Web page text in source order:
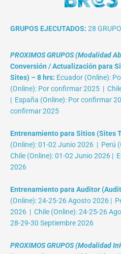
GRUPOS EJECUTADOS: 28
PROXIMOS GRUPOS (Modalidad
Conversión / Actualización para
Sites) – 8 hrs: Ecuador (Online):
(Online): Por confirmar 2025 |
| España (Online): Por confirmar
confirmar 2025
Entrenamiento para Sitios (Sites
(Online): 01-02 Junio 2026 | Perú
Chile (Online): 01-02 Junio 2026 |
2026
Entrenamiento para Auditor
(Online): 24-25-26 Agosto 2026 |
2026 | Chile (Online): 24-25-26
28-29-30 Septiembre 2026
PROXIMOS GRUPOS (Modalidad